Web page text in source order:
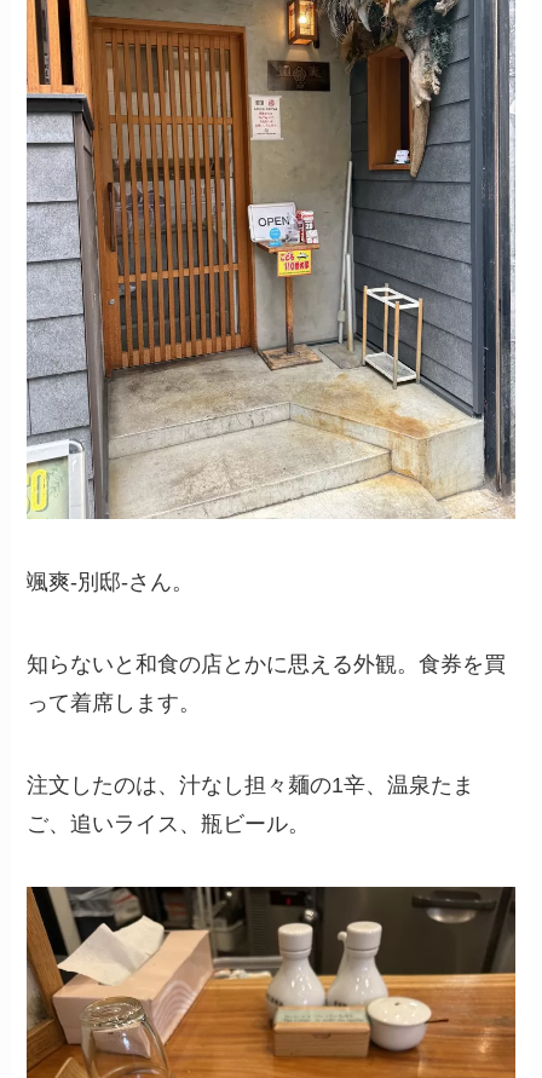
颯爽-別邸-さん。
知らないと和食の店とかに思える外観。食券を買
って着席します。
注文したのは、汁なし担々麺の1辛、温泉たま
ご、追いライス、瓶ビール。